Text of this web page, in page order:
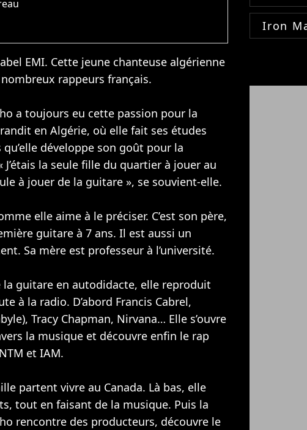
EMI. Cette jeune chanteuse algérienne
rappeurs français.
a toujours eu cette passion pour la
en Algérie, où elle fait ses études
qu’elle développe son goût pour la
la seule fille du quartier à jouer au
à jouer de la guitare », se souvient-elle.
elle aime à le préciser. C’est son père,
guitare à 7 ans. Il est aussi un
Sa mère est professeur à l’université.
la guitare en autodidacte, elle reproduit
à la radio. D’abord Francis Cabrel,
Tracy Chapman, Nirvana… Elle s’ouvre
la musique et découvre enfin le rap
NTM et IAM.
partent vivre au Canada. Là bas, elle
tout en faisant de la musique. Puis la
rencontre des producteurs, découvre le
Iron